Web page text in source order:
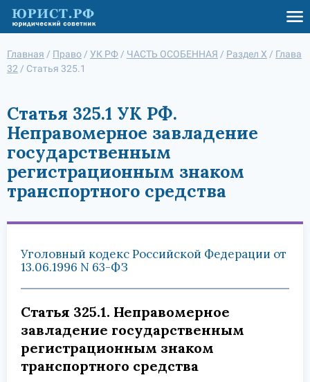
Главная / Право / УК РФ / ЧАСТЬ ОСОБЕННАЯ / Раздел X / Глава
32 / Статья 325.1
Статья 325.1 УК РФ.
Неправомерное завладение
государственным
регистрационным знаком
транспортного средства
Уголовный кодекс Российской Федерации от
13.06.1996 N 63-ФЗ
Статья 325.1. Неправомерное
завладение государственным
регистрационным знаком
транспортного средства